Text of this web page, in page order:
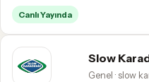
Canlı Yayında
Slow
Genel · slow